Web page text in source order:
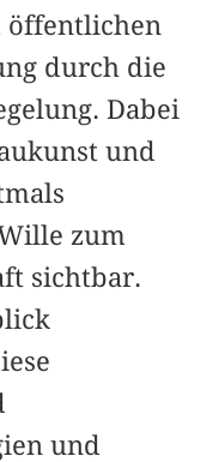
öffentlichen
durch die
Dabei
und
zum
sichtbar.
und